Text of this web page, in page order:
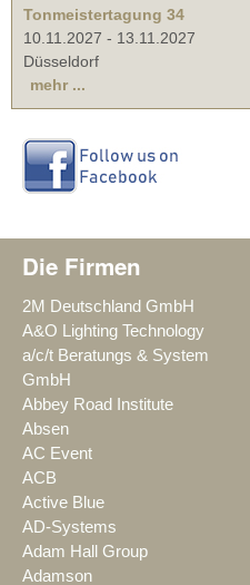
Tonmeistertagung 34
10.11.2027 - 13.11.2027
Düsseldorf
mehr ...
Die Firmen
2M Deutschland GmbH
A&O Lighting Technology
a/c/t Beratungs & System
GmbH
Abbey Road Institute
Absen
AC Event
ACB
Active Blue
AD-Systems
Adam Hall Group
Adamson